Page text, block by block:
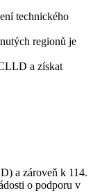
technického
regionů je
a získat
a zároveň k 114.
o podporu v